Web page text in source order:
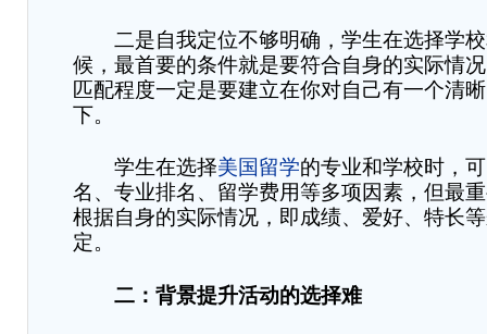
二是自我定位不够明确 ， 学生在选择学
候，最首要的条件就是要符合自身的实际情
匹配程度一定是要建立在你对自己有一个清
下。
学生在选择美国留学的专业和学校时，
名、专业排名、留学费用等多项因素，但最
根据自身的实际情况，即成绩、爱好、特长
定。
二：背景提升活动的选择难